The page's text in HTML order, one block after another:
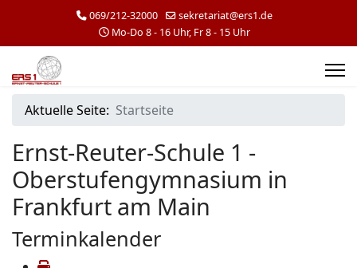
069/212-32000
sekretariat@ers1.de
Mo-Do 8 - 16 Uhr, Fr 8 - 15 Uhr
Aktuelle Seite: Startseite
Ernst-Reuter-Schule 1 -
Oberstufengymnasium in
Frankfurt am Main
Terminkalender